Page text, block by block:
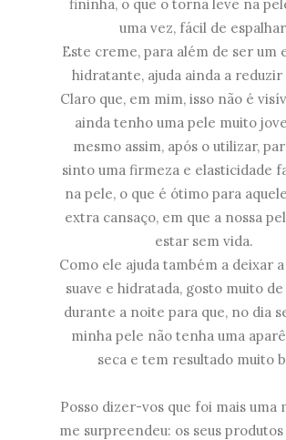
fininha, o que o torna leve na
uma vez, fácil de
Este creme, para além de ser um
hidratante, ajuda ainda a reduzir
Claro que, em mim, isso não é
ainda tenho uma pele muito
mesmo assim, após o utilizar,
sinto uma firmeza e elasticidade
na pele, o que é ótimo para
extra cansaço, em que a nossa
estar sem vida.
Como ele ajuda também a deixar
suave e hidratada, gosto muito
durante a noite para que, no dia
minha pele não tenha uma
seca e tem resultado muito
Posso dizer-vos que foi mais uma
me surpreendeu: os seus